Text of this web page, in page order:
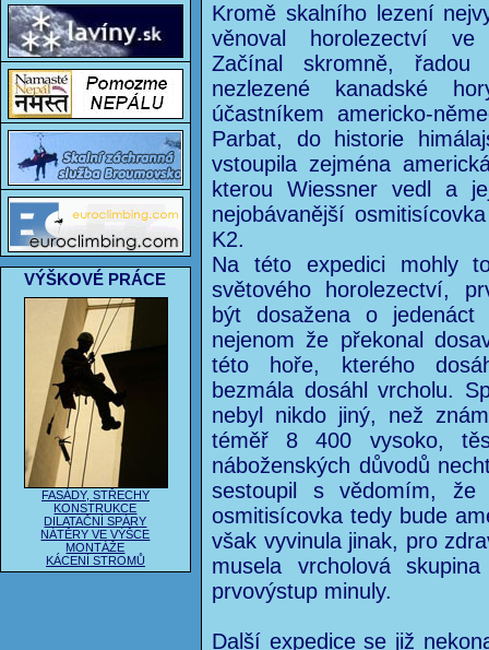
VÝŠKOVÉ PRÁCE
FASÁDY, STŘECHY
KONSTRUKCE
DILATAČNÍ SPÁRY
NÁTĚRY VE VÝŠCE
MONTÁŽE
KÁCENÍ STROMŮ
Kromě skalního lezení
věnoval horolezectví ve
Začínal skromně, řadou
nezlezené kanadské
účastníkem americko-
Parbat, do historie
vstoupila zejména
kterou Wiessner vedl a
nejobávanější
K2.
Na této expedici mohly
světového horolezectví,
být dosažena o
nejenom že překonal
této hoře, kterého
bezmála dosáhl vrcholu.
nebyl nikdo jiný, než
téměř 8 400 vysoko,
náboženských důvodů
sestoupil s vědomím,
osmitisícovka tedy bude
však vyvinula jinak, pro
musela vrcholová
prvovýstup minuly.
Další expedice se již